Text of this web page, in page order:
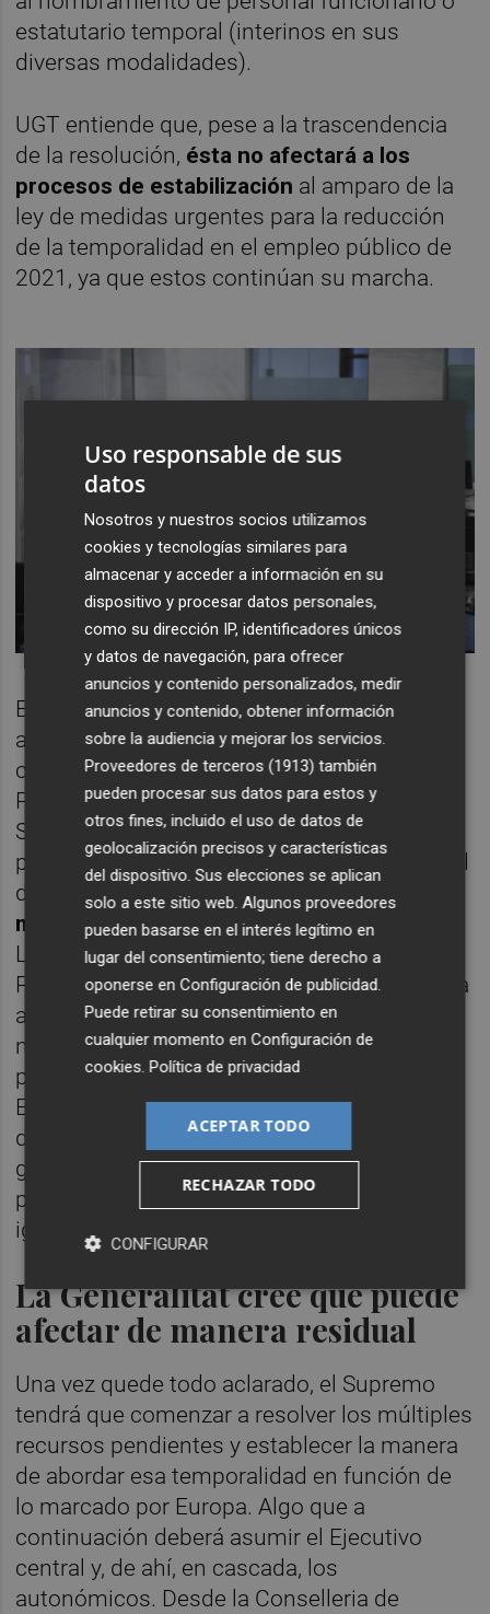
estatutario temporal (interinos en sus
diversas modalidades).
UGT entiende que, pese a la trascendencia
de la resolución, ésta no afectará a los
procesos de estabilización al amparo de la
ley de medidas urgentes para la reducción
de la temporalidad en el empleo público de
2021, ya que estos continúan su marcha.
El Gobierno central, mientras tanto, esperará
a que hablen los tribunales españoles, tal
como expresó el ministro de Función
Pública,José Luis Escrivá. Por lo pronto, el
Supremo ha acordado iniciar actuaciones
para formular cuestión prejudicial al Tribunal
de Justicia de la Unión Europeasobre el
modo de abordar la fijeza en los contratos
Las dudas del alto tribunal son numerosas.
Por ejemplo, cómo compatibilizar la doctrina
acuñada por la sentencia del TJUE con las
normas relativas al acceso al empleo
público, incluyendo a los nacionales de los
Estados miembros, así como con las reglas
del ordenamiento jurídico nacional que
garantizan el derecho de acceso al empleo
público conforme a los principios de
igualdad, mérito y capacidad.
La Generalitat cree que puede
afectar de manera residual
Una vez quede todo aclarado, el Supremo
tendrá que comenzar a resolver los múltiples
recursos pendientes y establecer la manera
de abordar esa temporalidad en función de
lo marcado por Europa. Algo que a
continuación deberá asumir el Ejecutivo
central y, de ahí, en cascada, los
autonómicos. Desde la Conselleria de
Uso responsable de sus
datos
Nosotros y nuestros socios utilizamos
cookies y tecnologías similares para
almacenar y acceder a información en su
dispositivo y procesar datos personales,
como su dirección IP, identificadores únicos
y datos de navegación, para ofrecer
anuncios y contenido personalizados, medir
anuncios y contenido, obtener información
sobre la audiencia y mejorar los servicios.
Proveedores de terceros (1913) también
pueden procesar sus datos para estos y
otros fines, incluido el uso de datos de
geolocalización precisos y características
del dispositivo. Sus elecciones se aplican
solo a este sitio web. Algunos proveedores
pueden basarse en el interés legítimo en
lugar del consentimiento; tiene derecho a
oponerse enConfiguración de publicidad.
Puede retirar su consentimiento en
cualquier momento enConfiguración de
cookies.Política de privacidad
ACEPTAR TODO
RECHAZAR TODO
CONFIGURAR